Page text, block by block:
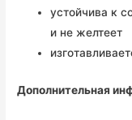
устойчива к
и не желтеет
Дополнительная